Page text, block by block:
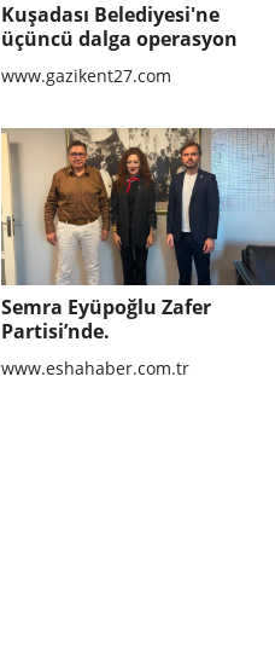
Kuşadası Belediyesi'ne
üçüncü dalga operasyon
www.gazikent27.com
Semra Eyüpoğlu Zafer
Partisi’nde.
www.eshahaber.com.tr